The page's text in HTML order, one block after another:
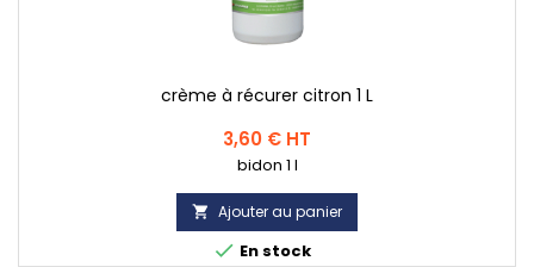
crème à récurer citron 1 L
Prix
3,60 € HT
bidon 1 l
 Ajouter au panier
 En stock